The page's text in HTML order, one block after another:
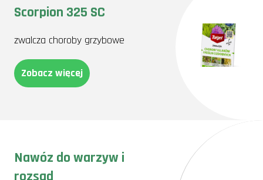
Scorpion 325 SC
zwalcza choroby grzybowe
Zobacz więcej
Nawóz do warzyw i